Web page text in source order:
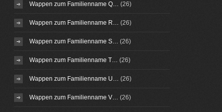
Wappen zum Familienname Q… (26)
Wappen zum Familienname R… (26)
Wappen zum Familienname S… (26)
Wappen zum Familienname T… (26)
Wappen zum Familienname U… (26)
Wappen zum Familienname V… (26)